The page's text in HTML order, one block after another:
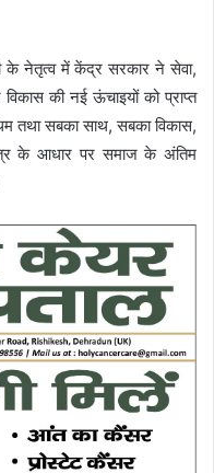
के नेतृत्व में केंद्र सरकार ने सेवा,
की नई ऊंचाइयों को प्राप्त
तथा सबका साथ, सबका विकास,
के आधार पर समाज के अंतिम